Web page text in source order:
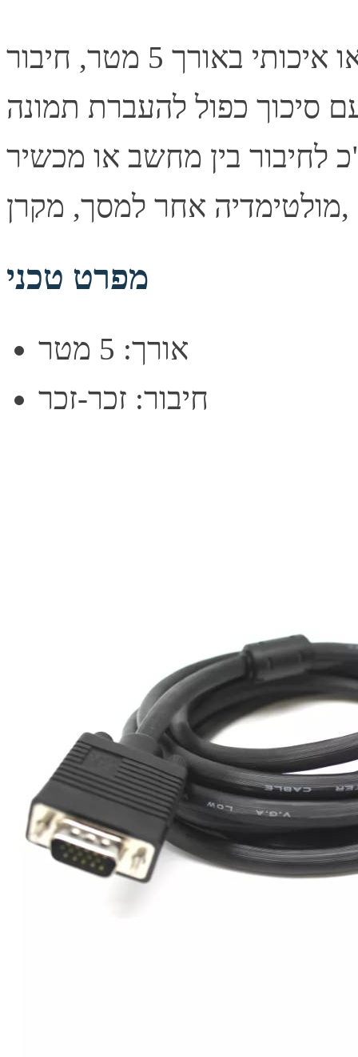
כבל וידאו איכותי באורך 5 מטר, חיבור VGA מסוג זכר בשני
סיכוך כפול להעברת תמונה
לחיבור בין מחשב או מכשיר
מפרט טכני
אורך: 5 מטר
חיבור: זכר-זכר